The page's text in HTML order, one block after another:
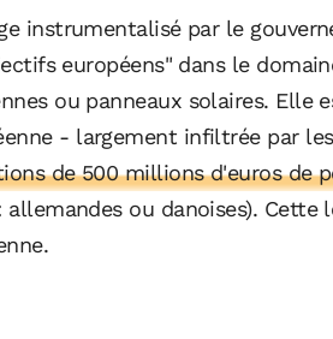
instrumentalisé par le
européens" dans le
ou panneaux solaires. Elle
- largement infiltrée par
de 500 millions d'euros de
allemandes ou danoises). Cette